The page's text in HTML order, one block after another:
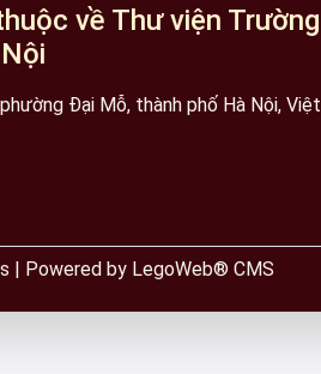
về Thư viện Trường
Đại Mỗ, thành phố Hà Nội, Việt
| Powered by LegoWeb® CMS